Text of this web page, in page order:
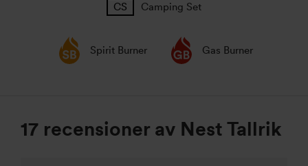
Camping Set
Spirit Burner Gas Burner
17 recensioner av Nest Tallrik